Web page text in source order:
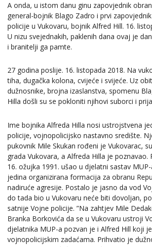
A onda, u istom danu ginu zapovjednik
general-bojnik Blago Zadro i prvi
policije u Vukovaru, bojnik Alfred Hill. 16.
U nizu svejednakih, paklenih dana ovaj je
i branitelji ga pamte.
27 godina poslije. 16. listopada 2018. Na
tiha, dugačka kolona, cvijeće i svijeće. Uz
dužnosnike, brojna izaslanstva, spomenu
Hilla došli su se pokloniti njihovi suborci i
Ime bojnika Alfreda Hilla nosi ustrojstvena
policije, vojnopolicijsko nastavno središte.
pukovnik Mile Skukan rođeni je Vukovarac,
grada Vukovara, a Alfreda Hilla je poznavao.
16. ožujka 1991. ušao u djelatni sastav
jedina organizirana formacija za obranu
nadiruće agresije. Postalo je jasno da vod
do tada bio u Vukovaru neće biti dovoljan,
satnije Vojne policije. ”Na zahtjev Mile
Branka Borkovića da se u Vukovaru ustroji
djelatnika MUP-a pozvan je i Alfred Hill koji
vojnopolicijskim zadaćama. Prihvatio je